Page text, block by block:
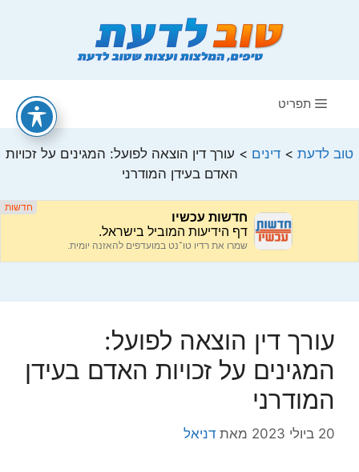
תפריט
טוב לדעת > דינים > עורך דין הוצאה לפועל: המגינים על זכויות
האדם בעידן המודרני
עורך דין הוצאה לפועל:
המגינים על זכויות האדם בעידן
המודרני
20 ביולי 2023 מאת דניאל